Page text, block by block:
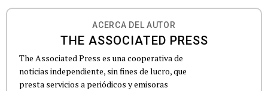
ACERCA DEL AUTOR
THE ASSOCIATED PRESS
The Associated Press es una cooperativa de
noticias independiente, sin fines de lucro, que
presta servicios a periódicos y emisoras